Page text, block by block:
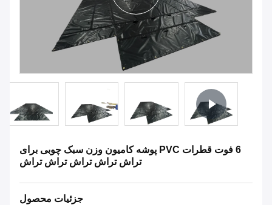
6 فوت قطرات PVC پوشه کامیون وزن سبک چوبی برای
تراش تراش تراش تراش تراش
جزئیات محصول